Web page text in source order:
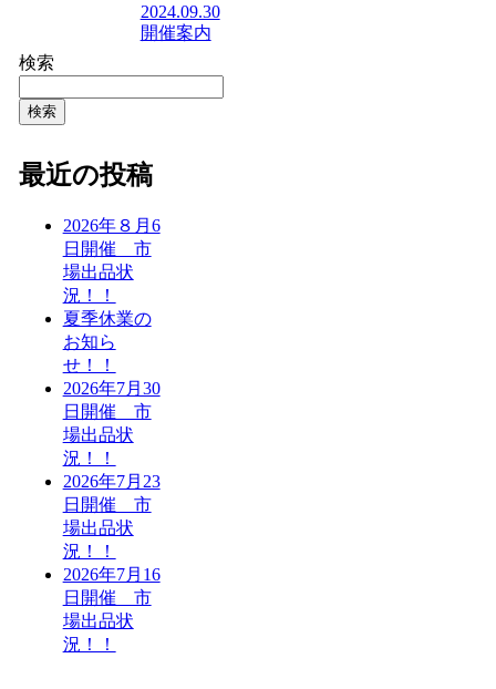
2024.09.30
開催案内
検索
検索
最近の投稿
2026年８月6
日開催 市
場出品状
況！！
夏季休業の
お知ら
せ！！
2026年7月30
日開催 市
場出品状
況！！
2026年7月23
日開催 市
場出品状
況！！
2026年7月16
日開催 市
場出品状
況！！